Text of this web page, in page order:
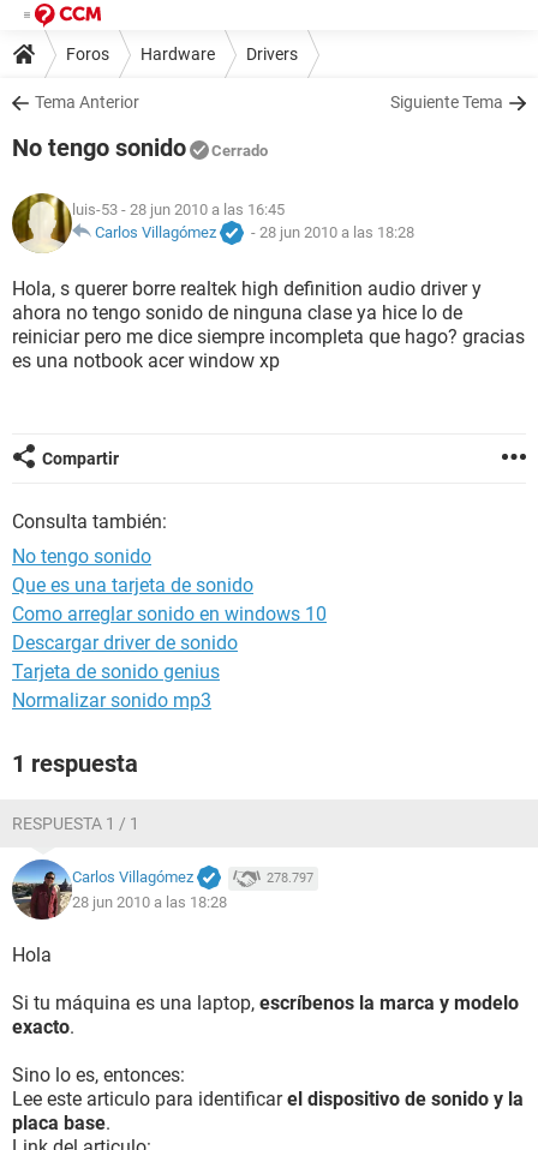
Foros Hardware Drivers
Tema Anterior Siguiente Tema
No tengo sonido Cerrado
luis-53 - 28 jun 2010 a las 16:45
Carlos Villagómez
- 28 jun 2010 a las 18:28
Hola, s querer borre realtek high definition audio driver y
ahora no tengo sonido de ninguna clase ya hice lo de
reiniciar pero me dice siempre incompleta que hago? gracias
es una notbook acer window xp
Compartir
Consulta también:
No tengo sonido
Que es una tarjeta de sonido
Como arreglar sonido en windows 10
Descargar driver de sonido
Tarjeta de sonido genius
Normalizar sonido mp3
1 respuesta
RESPUESTA 1 / 1
Carlos Villagómez 278.797
28 jun 2010 a las 18:28
Hola
Si tu máquina es una laptop, escríbenos la marca y modelo
exacto.
Sino lo es, entonces:
Lee este articulo para identificarel dispositivo de sonido y la
placa base.